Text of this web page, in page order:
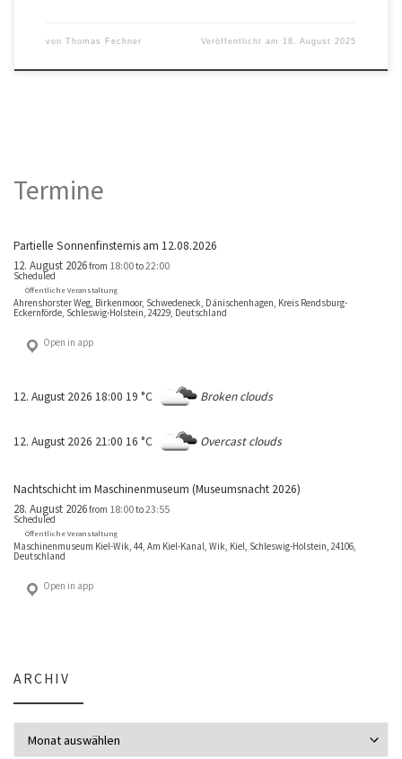
von Thomas Fechner Veröffentlicht am 18. August 2025
Termine
Partielle Sonnenfinsternis am 12.08.2026
12. August 2026from 18:00to22:00
Scheduled
Öffentliche Veranstaltung
Ahrenshorster Weg, Birkenmoor, Schwedeneck, Dänischenhagen, Kreis Rendsburg-
Eckernförde, Schleswig-Holstein, 24229, Deutschland
Open in app
12. August 2026 18:00 19 °C Broken clouds
12. August 2026 21:00 16 °C Overcast clouds
Nachtschicht im Maschinenmuseum (Museumsnacht 2026)
28. August 2026from 18:00to23:55
Scheduled
Öffentliche Veranstaltung
Maschinenmuseum Kiel-Wik, 44, Am Kiel-Kanal, Wik, Kiel, Schleswig-Holstein, 24106,
Deutschland
Open in app
ARCHIV